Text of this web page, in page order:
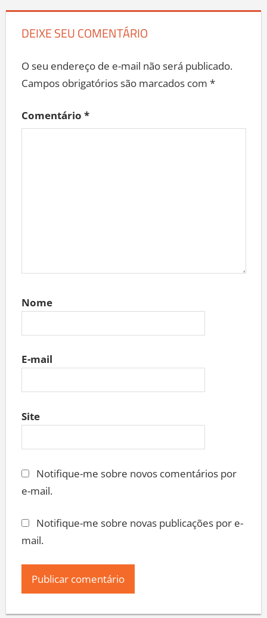
DEIXE SEU COMENTÁRIO
O seu endereço de e-mail não será publicado.
Campos obrigatórios são marcados com *
Comentário *
Nome
E-mail
Site
Notifique-me sobre novos comentários por
e-mail.
Notifique-me sobre novas publicações por e-
mail.